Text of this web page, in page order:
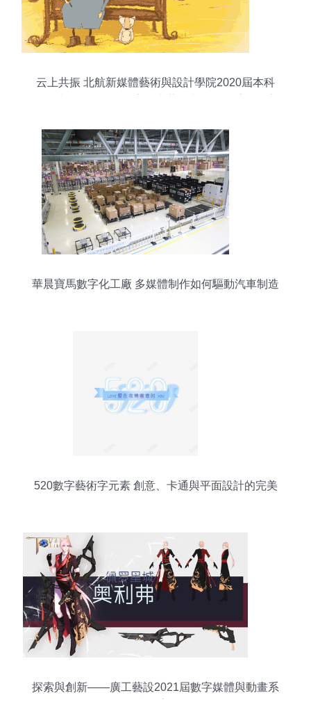
云上共振 北航新媒體藝術與設計學院2020屆本科
華晨寶馬數字化工廠 多媒體制作如何驅動汽車制造
520數字藝術字元素 創意、卡通與平面設計的完美
探索與創新——廣工藝設2021屆數字媒體與動畫系